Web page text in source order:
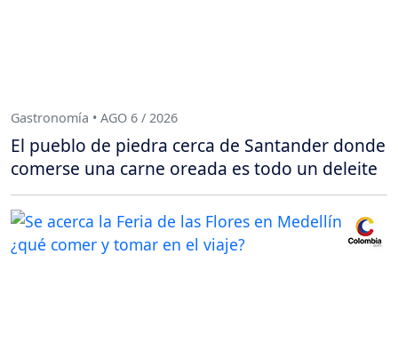
Gastronomía • AGO 6 / 2026
El pueblo de piedra cerca de Santander donde
comerse una carne oreada es todo un deleite